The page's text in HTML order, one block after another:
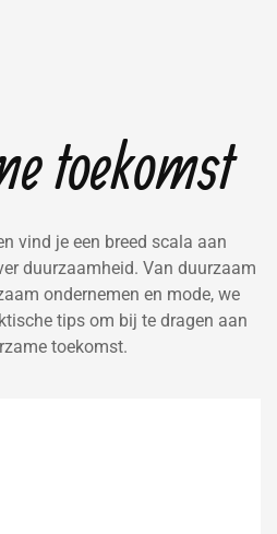
toekomst
vind je een breed scala aan
duurzaamheid. Van duurzaam
ondernemen en mode, we
tips om bij te dragen aan
toekomst.